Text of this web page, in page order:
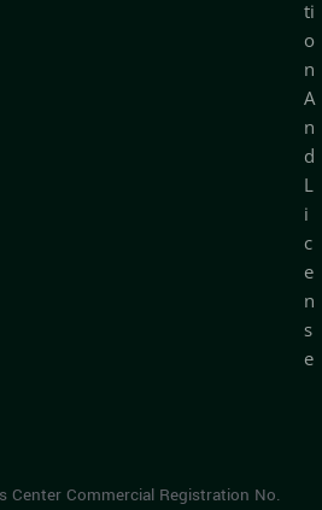
ti
o
n
A
n
d
L
i
c
e
n
s
e
Center Commercial Registration No.